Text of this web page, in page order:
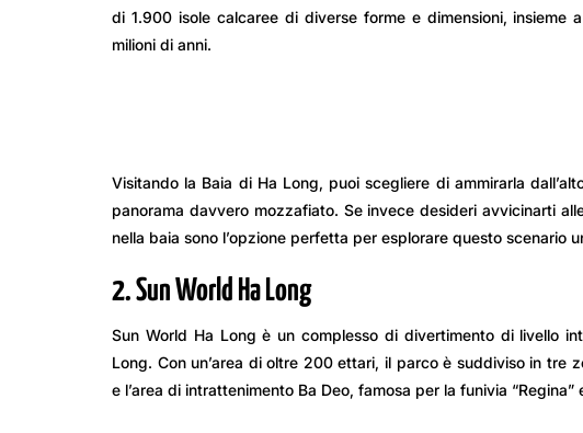
di 1.900 isole calcaree di diverse forme e dimensioni, insieme
milioni di anni.
Visitando la Baia di Ha Long, puoi scegliere di ammirarla
panorama davvero mozzafiato. Se invece desideri avvicinarti
nella baia sono l’opzione perfetta per esplorare questo scenario
2. Sun World Ha Long
Sun World Ha Long è un complesso di divertimento di livello
Long. Con un’area di oltre 200 ettari, il parco è suddiviso in tre
e l’area di intrattenimento Ba Deo, famosa per la funivia